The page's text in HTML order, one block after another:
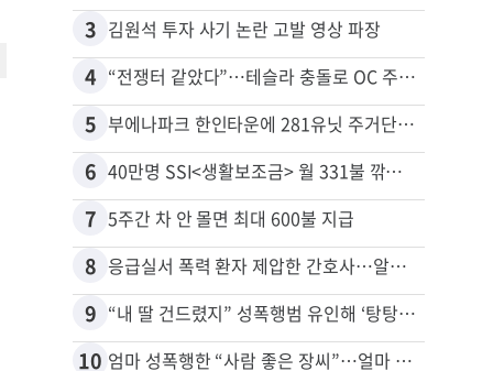
3 김원석 투자 사기 논란 고발 영상 파장
4 “전쟁터 같았다”…테슬라 충돌로 OC 주택 4채 파손
5 부에나파크 한인타운에 281유닛 주거단지 들어선다
6 40만명 SSI<생활보조금> 월 331불 깎이나
7 5주간 차 안 몰면 최대 600불 지급
8 응급실서 폭력 환자 제압한 간호사…알고 보니
9 “내 딸 건드렸지” 성폭행범 유인해 ‘탕탕’…아빠의 복수 결말
10 엄마 성폭행한 “사람 좋은 장씨”…얼마 뒤 딸 배도 불러왔다